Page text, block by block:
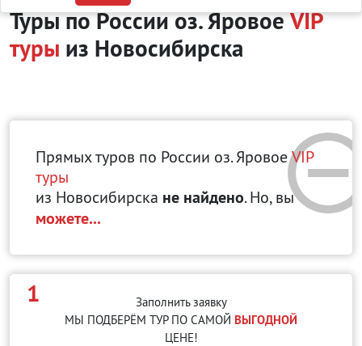
Туры по России оз. ЯровоеVIP
туры из Новосибирска
Прямых туров по России оз. ЯровоеVIP
туры
из Новосибирска не найдено. Но, вы
можете...
1
Заполнить заявку
МЫ ПОДБЕРЁМ ТУР ПО САМОЙ ВЫГОДНОЙ
ЦЕНЕ!